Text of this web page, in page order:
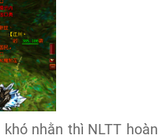
nhằn thì NLTT hoàn